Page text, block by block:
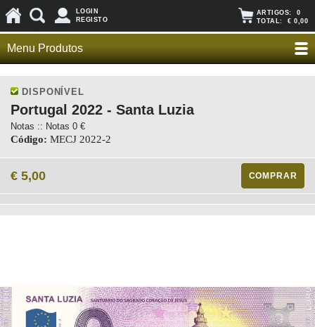
LOGIN
REGISTO
ARTIGOS: 0
TOTAL: € 0,00
Menu Produtos
DISPONÍVEL
Portugal 2022 - Santa Luzia
Notas :: Notas 0 €
Código: MECJ 2022-2
€ 5,00 COMPRAR